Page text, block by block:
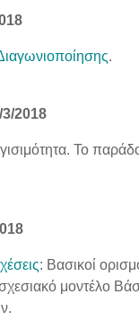
.
2018
Το
: Βασικοί
σχεσιακό μοντέλο